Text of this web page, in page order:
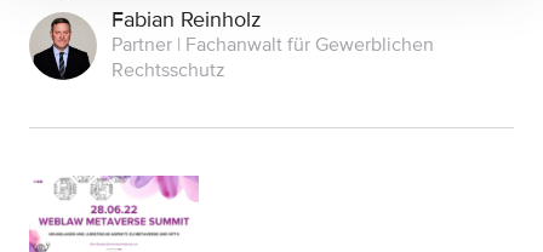
Fabian Reinholz
Partner | Fachanwalt für Gewerblichen
Rechtsschutz